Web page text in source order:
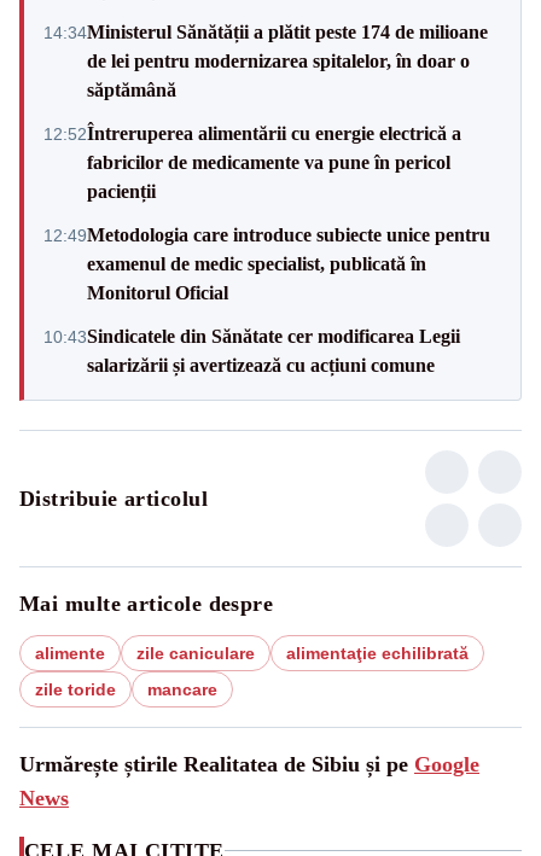
14:34Ministerul Sănătății a plătit peste 174 de milioane
de lei pentru modernizarea spitalelor, în doar o
săptămână
12:52Întreruperea alimentării cu energie electrică a
fabricilor de medicamente va pune în pericol
pacienții
12:49Metodologia care introduce subiecte unice pentru
examenul de medic specialist, publicată în
Monitorul Oficial
10:43Sindicatele din Sănătate cer modificarea Legii
salarizării și avertizează cu acțiuni comune
Distribuie articolul
Mai multe articole despre
alimente zile caniculare
alimentaţie echilibrată
zile toride
mancare
Urmărește știrile Realitatea de Sibiu și pe Google
News
CELE MAI CITITE